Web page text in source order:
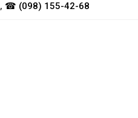
, ☎ (098) 155-42-68